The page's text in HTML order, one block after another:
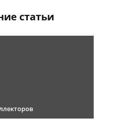
статьи